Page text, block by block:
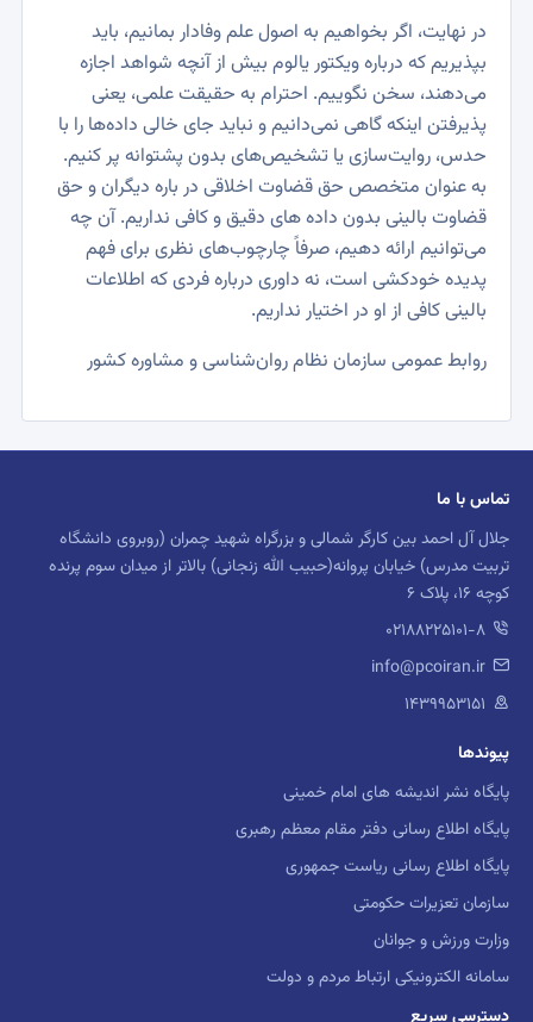
در نهایت، اگر بخواهیم به اصول علم وفادار بمانیم، باید
بپذیریم که درباره ویکتور یالوم بیش از آنچه شواهد اجازه
می‌دهند، سخن نگوییم. احترام به حقیقت علمی، یعنی
پذیرفتن اینکه گاهی نمی‌دانیم و نباید جای خالی داده‌ها را با
حدس، روایت‌سازی یا تشخیص‌های بدون پشتوانه پر کنیم.
به عنوان متخصص حق قضاوت اخلاقی در باره دیگران و حق
قضاوت بالینی بدون داده های دقیق و کافی نداریم. آن چه
می‌توانیم ارائه دهیم، صرفاً چارچوب‌های نظری برای فهم
پدیده خودکشی است، نه داوری درباره فردی که اطلاعات
بالینی کافی از او در اختیار نداریم.
روابط عمومی سازمان نظام روان‌شناسی و مشاوره کشور
تماس با ما
جلال آل احمد بین کارگر شمالی و بزرگراه شهید چمران (روبروی دانشگاه
تربیت مدرس) خیابان پروانه(حبیب الله زنجانی) بالاتر از میدان سوم پرنده
کوچه 16، پلاک 6
02188225101-8
info@pcoiran.ir
۱۴۳۹۹۵۳۱۵۱
پیوندها
پایگاه نشر اندیشه های امام خمینی
پایگاه اطلاع رسانی دفتر مقام معظم رهبری
پایگاه اطلاع رسانی ریاست جمهوری
سازمان تعزیرات حکومتی
وزارت ورزش و جوانان
سامانه الکترونیکی ارتباط مردم و دولت